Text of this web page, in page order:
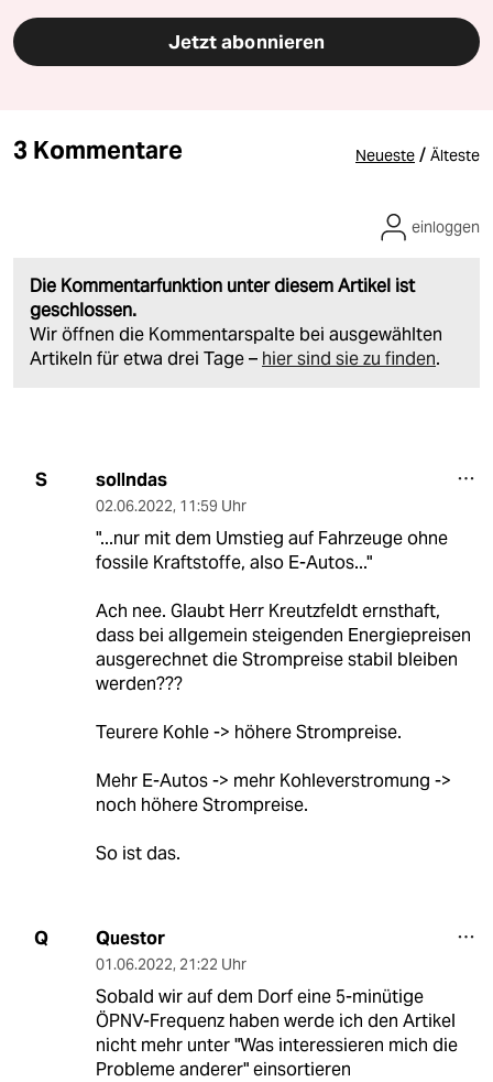
Jetzt abonnieren
3 Kommentare Neueste / Älteste
Die Kommentarfunktion unter diesem Artikel ist
geschlossen.
Wir öffnen die Kommentarspalte bei ausgewählten
Artikeln für etwa drei Tage – hier sind sie zu finden.
einloggen
S sollndas
02.06.2022, 11:59 Uhr
"...nur mit dem Umstieg auf Fahrzeuge ohne
fossile Kraftstoffe, also E-Autos..."
Ach nee. Glaubt Herr Kreutzfeldt ernsthaft,
dass bei allgemein steigenden Energiepreisen
ausgerechnet die Strompreise stabil bleiben
werden???
Teurere Kohle -> höhere Strompreise.
Mehr E-Autos -> mehr Kohleverstromung ->
noch höhere Strompreise.
So ist das.
Q Questor
01.06.2022, 21:22 Uhr
Sobald wir auf dem Dorf eine 5-minütige
ÖPNV-Frequenz haben werde ich den Artikel
nicht mehr unter "Was interessieren mich die
Probleme anderer" einsortieren